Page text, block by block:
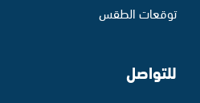
توقعات الطقس
للتواصل